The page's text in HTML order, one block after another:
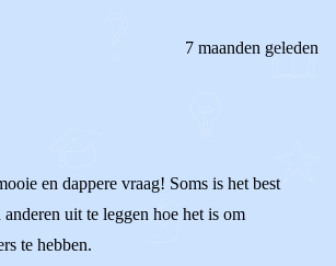
7 maanden geleden
en dappere vraag! Soms is het best
anderen uit te leggen hoe het is om
te hebben.